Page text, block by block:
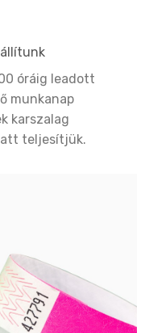
óráig leadott
munkanap
karszalag
teljesítjük.